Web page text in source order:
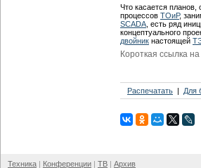
Что касается планов,
процессов ТОиР,
SCADA , есть ряд
концептуального
двойник настоящей
Короткая ссылка
Распечатать Для
Техника Конференции ТВ Архив